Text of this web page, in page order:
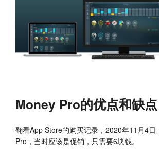
Money Pro的优点和缺点
翻看App Store的购买记录，2020年11月4日
Pro，当时应该是促销，只需要6块钱。